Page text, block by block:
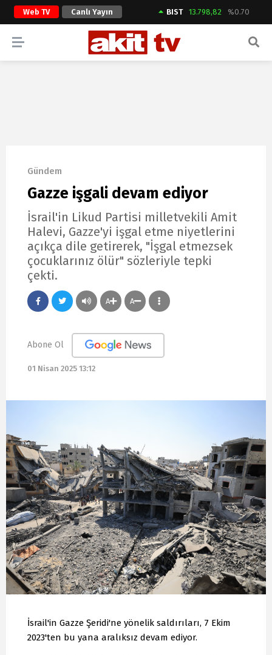
Web TV Canlı Yayın BIST 13.798,82 %0.70
ARAMA YAP
Gündem
Gazze işgali devam ediyor
İsrail'in Likud Partisi milletvekili Amit
Halevi, Gazze'yi işgal etme niyetlerini
açıkça dile getirerek, "İşgal etmezsek
çocuklarınız ölür" sözleriyle tepki
çekti.
A A
Abone Ol
01 Nisan 2025 13:12
İsrail'in Gazze Şeridi'ne yönelik saldırıları, 7 Ekim
2023'ten bu yana aralıksız devam ediyor.